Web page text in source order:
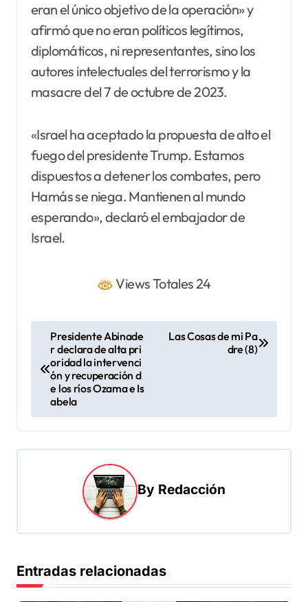
eran el único objetivo de la operación» y
afirmó que no eran políticos legítimos,
diplomáticos, ni representantes, sino los
autores intelectuales del terrorismo y la
masacre del 7 de octubre de 2023.
«Israel ha aceptado la propuesta de alto el
fuego del presidente Trump. Estamos
dispuestos a detener los combates, pero
Hamás se niega. Mantienen al mundo
esperando», declaró el embajador de
Israel.
Views Totales 24
g
a
n
e
Presidente Abinade
r declara de alta pri
oridad la intervenci
ón y recuperación d
e los ríos Ozama e Is
abela
Las Cosas de mi Pa
dre (8)
By Redacción
Entradas relacionadas